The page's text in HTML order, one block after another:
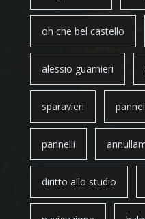
oh che bel castello
alessio guarnieri
sparavieri
pannelli
diritto allo studio